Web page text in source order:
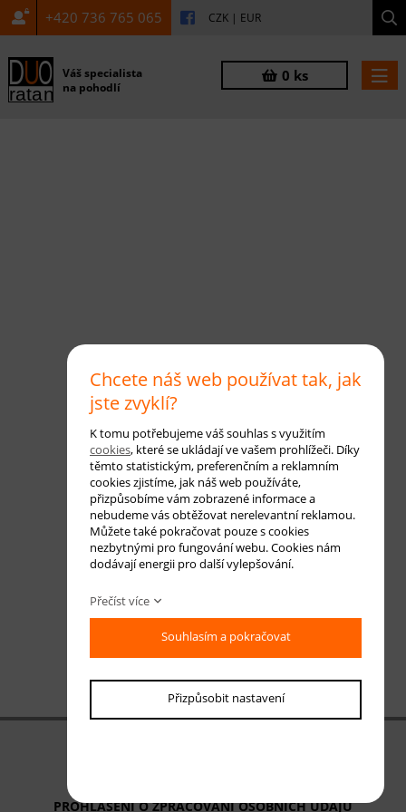
+420 736 765 065 CZK | EUR
Váš specialista
na pohodlí
0 ks
PROHLÁŠENÍ O ZPRACOVÁNÍ OSOBNÍCH ÚDAJŮ
Chcete náš web používat tak, jak
jste zvyklí?
K tomu potřebujeme váš souhlas s využitím
cookies, které se ukládají ve vašem prohlížeči. Díky
těmto statistickým, preferenčním a reklamním
cookies zjistíme, jak náš web používáte,
přizpůsobíme vám zobrazené informace a
nebudeme vás obtěžovat nerelevantní reklamou.
Můžete také pokračovat pouze s cookies
nezbytnými pro fungování webu. Cookies nám
dodávají energii pro další vylepšování.
Přečíst více
Souhlasím a pokračovat
Přizpůsobit nastavení